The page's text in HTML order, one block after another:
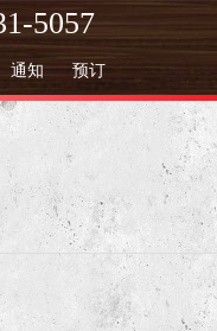
5057
通知 预订